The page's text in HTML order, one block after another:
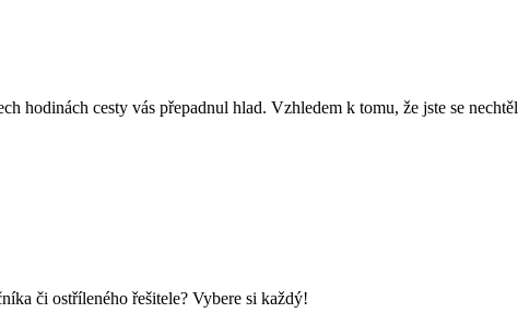
hodinách cesty vás přepadnul hlad. Vzhledem k tomu, že jste se
či ostříleného řešitele? Vybere si každý!